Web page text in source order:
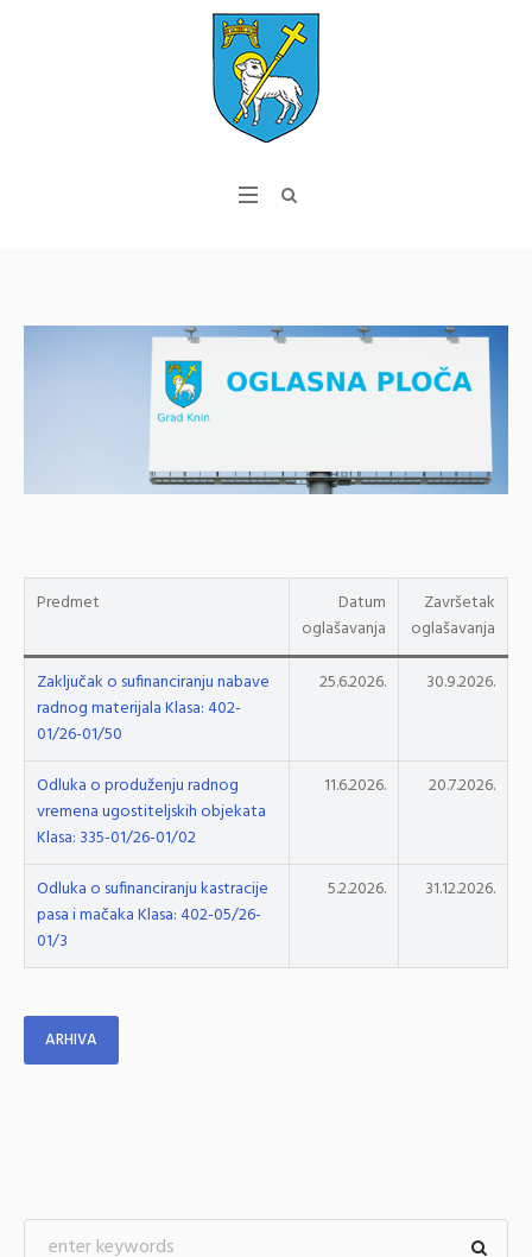
Predmet
Datum
oglašavanja
Završetak
oglašavanja
Zaključak o sufinanciranju nabave
radnog materijala Klasa: 402-
01/26-01/50
25.6.2026. 30.9.2026.
Odluka o produženju radnog
vremena ugostiteljskih objekata
Klasa: 335-01/26-01/02
11.6.2026. 20.7.2026.
Odluka o sufinanciranju kastracije
pasa i mačaka Klasa: 402-05/26-
01/3
5.2.2026. 31.12.2026.
ARHIVA